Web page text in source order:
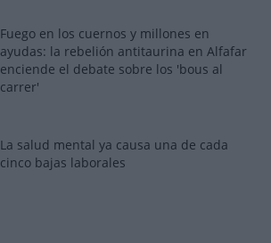
Fuego en los cuernos y millones en
ayudas: la rebelión antitaurina en Alfafar
enciende el debate sobre los 'bous al
carrer'
La salud mental ya causa una de cada
cinco bajas laborales